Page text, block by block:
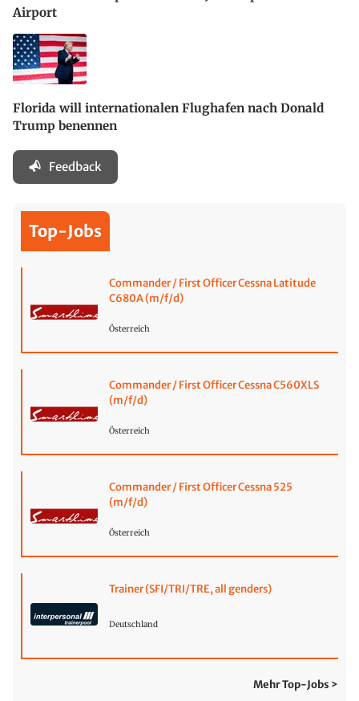
Airport
Florida will internationalen Flughafen nach Donald
Trump benennen
Feedback
Top-Jobs
Commander / First Officer Cessna Latitude
C680A (m/f/d)
Österreich
Commander / First Officer Cessna C560XLS
(m/f/d)
Österreich
Commander / First Officer Cessna 525
(m/f/d)
Österreich
Trainer (SFI/TRI/TRE, all genders)
Deutschland
Mehr Top-Jobs >